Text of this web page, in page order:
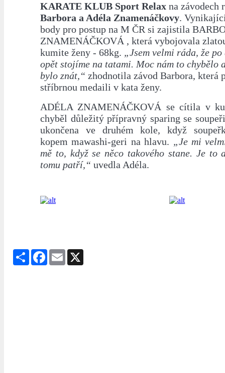
KARATE KLUB Sport Relax na závodech
Barbora a Adéla Znamenáčkovy.
body pro postup na M ČR si zajistila
ZNAMENÁČKOVÁ , která vybojovala
kumite ženy - 68kg. „Jsem velmi ráda, že
opět stojíme na tatami. Moc nám to chybělo
bylo znát,“ zhodnotila závod Barbora, která
stříbrnou medaili v kata ženy.
ADÉLA ZNAMENÁČKOVÁ se cítila v
chyběl důležitý přípravný sparing se
ukončena ve druhém kole, když
kopem mawashi-geri na hlavu. „Je mi
mě to, když se něco takového stane. Je to
tomu patří,“ uvedla Adéla.
Share Facebook
Email